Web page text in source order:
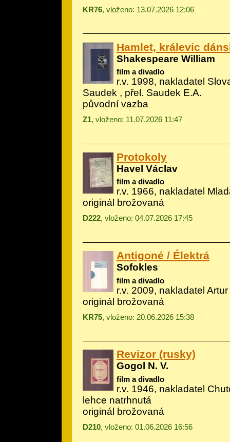
KR76, vloženo: 13.07.2026 12:06
Hamlet, králevic
Shakespeare William
film a divadlo
r.v. 1998, nakladatel
Saudek , přel. Saudek E.A.
původní vazba
Z1, vloženo: 11.07.2026 11:47
Protokoly
Havel Václav
film a divadlo
r.v. 1966, nakladatel
originál brožovaná
D222, vloženo: 04.07.2026 17:45
Antigoné / Élektrá
Sofokles
film a divadlo
r.v. 2009, nakladatel Artur
originál brožovaná
KR75, vloženo: 20.06.2026 15:38
Revizor (rusky)
Gogol N. V.
film a divadlo
r.v. 1946, nakladatel
lehce natrhnutá
originál brožovaná
D210, vloženo: 01.06.2026 16:56